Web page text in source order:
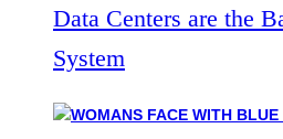
Data Centers are the
System